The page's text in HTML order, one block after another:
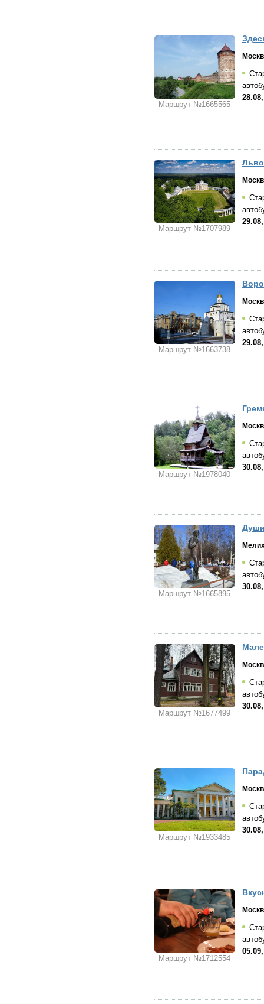
Маршрут №1665565
Маршрут №1707989
Маршрут №1663738
Маршрут №1978040
Маршрут №1665895
Маршрут №1677499
Маршрут №1933485
Маршрут №1712554